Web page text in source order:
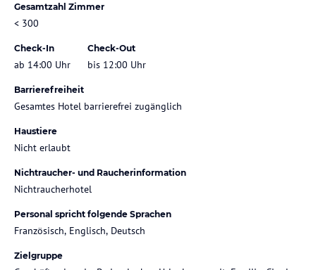
Gesamtzahl Zimmer
< 300
Check-In
ab 14:00 Uhr
Check-Out
bis 12:00 Uhr
Barrierefreiheit
Gesamtes Hotel barrierefrei zugänglich
Haustiere
Nicht erlaubt
Nichtraucher- und Raucherinformation
Nichtraucherhotel
Personal spricht folgende Sprachen
Französisch, Englisch, Deutsch
Zielgruppe